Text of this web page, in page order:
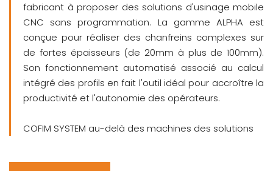
fabricant à proposer des solutions d'usinage mobile
CNC sans programmation. La gamme ALPHA est
conçue pour réaliser des chanfreins complexes sur
de fortes épaisseurs (de 20mm à plus de 100mm).
Son fonctionnement automatisé associé au calcul
intégré des profils en fait l'outil idéal pour accroître la
productivité et l'autonomie des opérateurs.
COFIM SYSTEM au-delà des machines des solutions